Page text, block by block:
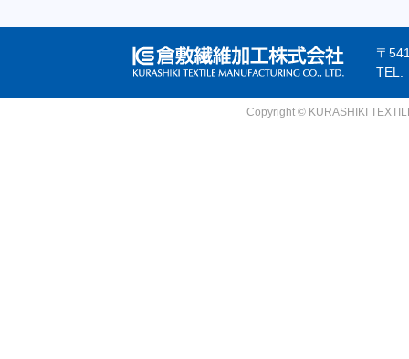
〒
TEL.
Copyright © KURASHIKI